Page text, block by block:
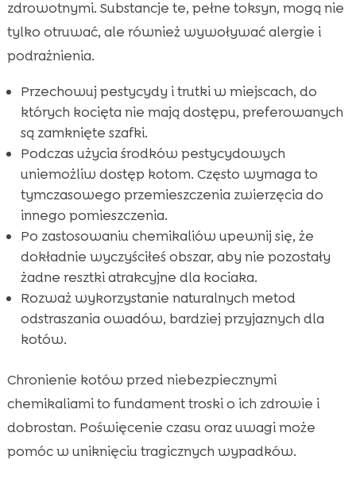
zdrowotnymi. Substancje te, pełne toksyn, mogą nie
tylko otruwać, ale również wywoływać alergie i
podrażnienia.
Przechowuj pestycydy i trutki w miejscach, do
których kocięta nie mają dostępu, preferowanych
są zamknięte szafki.
Podczas użycia środków pestycydowych
uniemożliw dostęp kotom. Często wymaga to
tymczasowego przemieszczenia zwierzęcia do
innego pomieszczenia.
Po zastosowaniu chemikaliów upewnij się, że
dokładnie wyczyściłeś obszar, aby nie pozostały
żadne resztki atrakcyjne dla kociaka.
Rozważ wykorzystanie naturalnych metod
odstraszania owadów, bardziej przyjaznych dla
kotów.
Chronienie kotów przed niebezpiecznymi
chemikaliami to fundament troski o ich zdrowie i
dobrostan. Poświęcenie czasu oraz uwagi może
pomóc w uniknięciu tragicznych wypadków.